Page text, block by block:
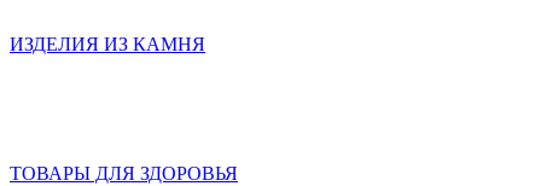
ИЗДЕЛИЯ ИЗ КАМНЯ
ТОВАРЫ ДЛЯ ЗДОРОВЬЯ